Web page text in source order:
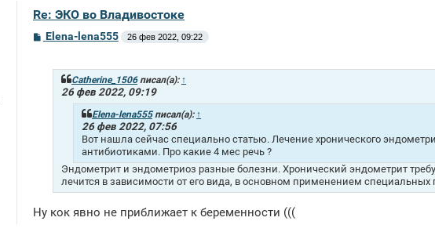
Re: ЭКО во Владивостоке
СElena-lena555 26 фев 2022, 09:22
Catherine_1506писал(а): ↑
26 фев 2022, 09:19
Elena-lena555писал(а): ↑
26 фев 2022, 07:56
Вот нашла сейчас специально статью. Лечение хронического
антибиотиками. Про какие 4 мес речь ?
Эндометрит и эндометриоз разные болезни. Хронический эндометрит
лечится в зависимости от его вида, в основном применением
Ну кок явно не приближает к беременности (((